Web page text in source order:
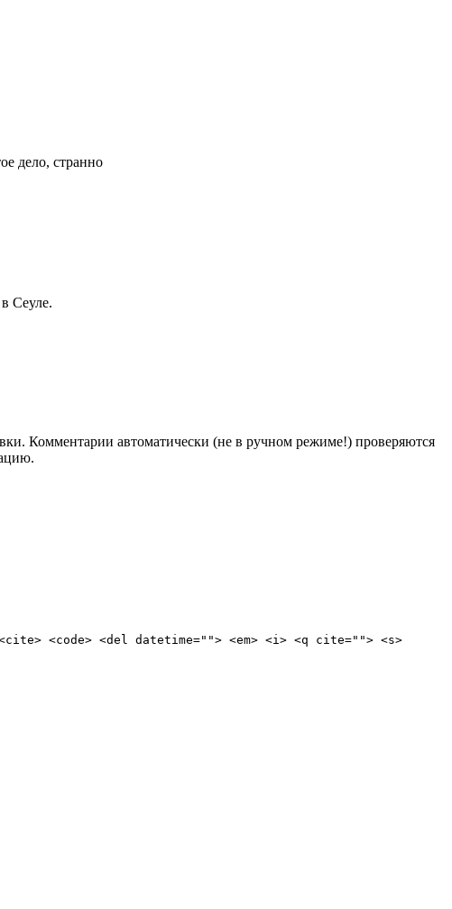
дело, странно
Сеуле.
Комментарии автоматически (не в ручном режиме!) проверяются
<code> <del datetime=""> <em> <i> <q cite=""> <s>